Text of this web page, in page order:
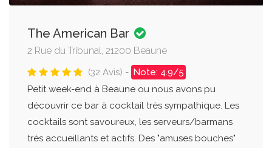
The American Bar
2 Rue du Tribunal, 21200 Beaune
(32 Avis) - Note: 4.9/5
Petit week-end à Beaune ou nous avons pu
découvrir ce bar à cocktail très sympathique. Les
cocktails sont savoureux, les serveurs/barmans
très accueillants et actifs. Des "amuses bouches"